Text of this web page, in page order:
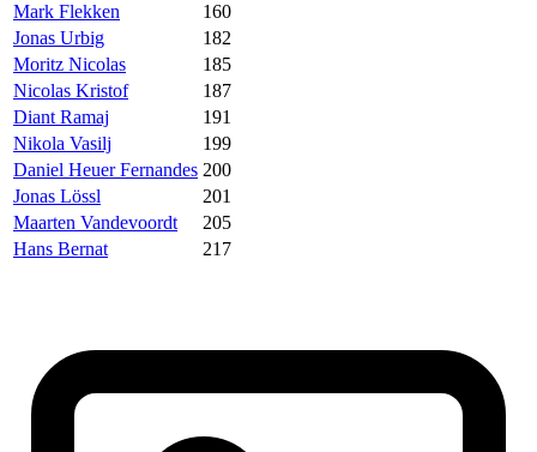
Mark Flekken
160
Jonas Urbig
182
Moritz Nicolas
185
Nicolas Kristof
187
Diant Ramaj
191
Nikola Vasilj
199
Daniel Heuer Fernandes 200
Jonas Lössl
201
Maarten Vandevoordt
205
Hans Bernat
217